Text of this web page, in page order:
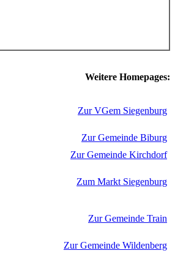
Weitere Homepages:
Zur VGem Siegenburg
Zur Gemeinde Biburg
Zur Gemeinde Kirchdorf
Zum Markt Siegenburg
Zur Gemeinde Train
Zur Gemeinde Wildenberg